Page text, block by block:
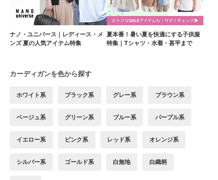
ナノ・ユニバース｜レディース・メ
ンズ 夏の人気アイテム特集
夏本番！暑い夏を快適にする子供服
特集｜Tシャツ・水着・甚平まで
カーディガンを色から探す
ホワイト系 ブラック系 グレー系 ブラウン系
ベージュ系 グリーン系 ブルー系 パープル系
イエロー系 ピンク系 レッド系 オレンジ系
シルバー系 ゴールド系 白無地 白織柄